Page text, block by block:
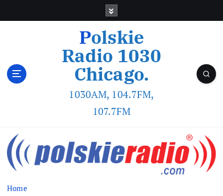
Polskie
Radio 1030
Chicago.
1030AM, 104.7FM,
107.7FM
Home